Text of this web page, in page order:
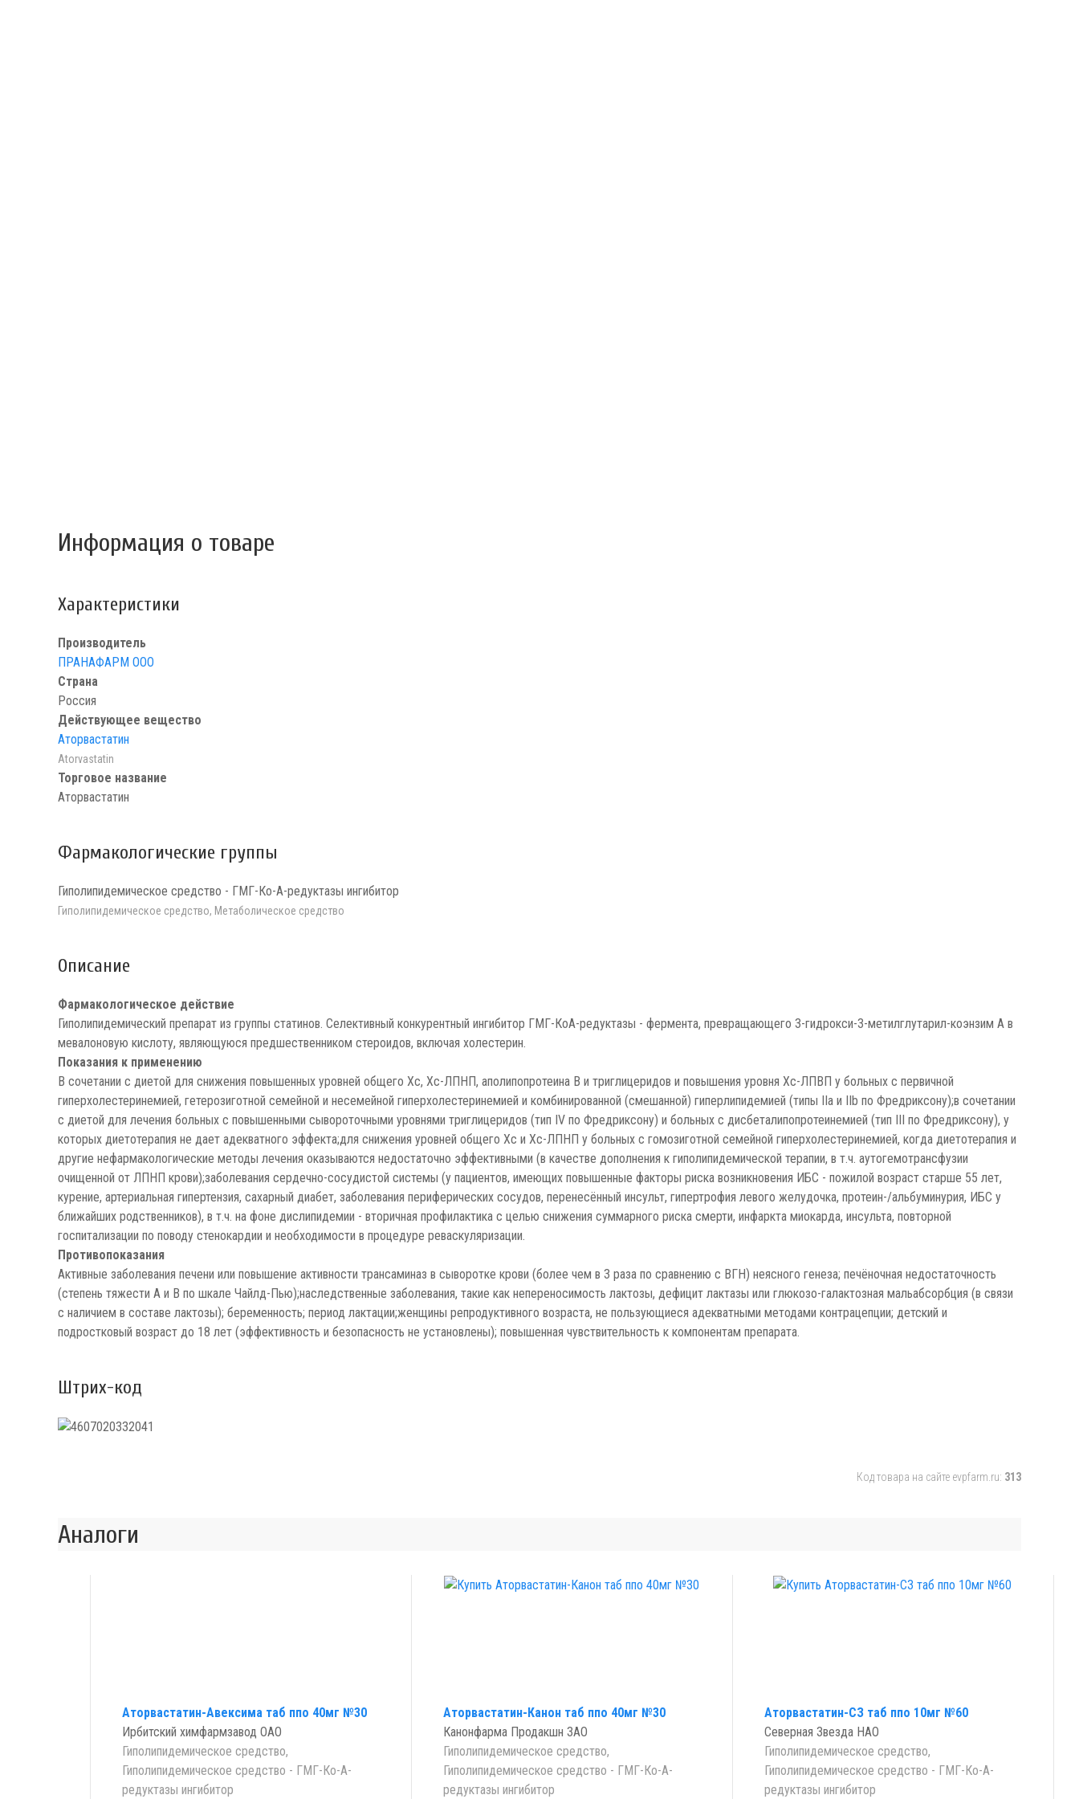
Информация о товаре
Характеристики
Производитель
ПРАНАФАРМ ООО
Страна
Россия
Действующее вещество
Аторвастатин
Atorvastatin
Торговое название
Аторвастатин
Фармакологические группы
Гиполипидемическое средство - ГМГ-Ко-А-редуктазы ингибитор
Гиполипидемическое средство, Метаболическое средство
Описание
Фармакологическое действие
Гиполипидемический препарат из группы статинов. Селективный конкурентный ингибитор ГМГ-КоА-редуктазы - фермента, превращающего 3-гидрокси-3-метилглутарил-коэнзим А в
мевалоновую кислоту, являющуюся предшественником стероидов, включая холестерин.
Показания к применению
В сочетании с диетой для снижения повышенных уровней общего Хс, Хс-ЛПНП, аполипопротеина В и триглицеридов и повышения уровня Хс-ЛПВП у больных с первичной
гиперхолестеринемией, гетерозиготной семейной и несемейной гиперхолестеринемией и комбинированной (смешанной) гиперлипидемией (типы IIa и IIb по Фредриксону);в сочетании
с диетой для лечения больных с повышенными сывороточными уровнями триглицеридов (тип IV по Фредриксону) и больных с дисбеталипопротеинемией (тип III по Фредриксону), у
которых диетотерапия не дает адекватного эффекта;для снижения уровней общего Хс и Хс-ЛПНП у больных с гомозиготной семейной гиперхолестеринемией, когда диетотерапия и
другие нефармакологические методы лечения оказываются недостаточно эффективными (в качестве дополнения к гиполипидемической терапии, в т.ч. аутогемотрансфузии
очищенной от ЛПНП крови);заболевания сердечно-сосудистой системы (у пациентов, имеющих повышенные факторы риска возникновения ИБС - пожилой возраст старше 55 лет,
курение, артериальная гипертензия, сахарный диабет, заболевания периферических сосудов, перенесённый инсульт, гипертрофия левого желудочка, протеин-/альбуминурия, ИБС у
ближайших родственников), в т.ч. на фоне дислипидемии - вторичная профилактика с целью снижения суммарного риска смерти, инфаркта миокарда, инсульта, повторной
госпитализации по поводу стенокардии и необходимости в процедуре реваскуляризации.
Противопоказания
Активные заболевания печени или повышение активности трансаминаз в сыворотке крови (более чем в 3 раза по сравнению с ВГН) неясного генеза; печёночная недостаточность
(степень тяжести А и В по шкале Чайлд-Пью);наследственные заболевания, такие как непереносимость лактозы, дефицит лактазы или глюкозо-галактозная мальабсорбция (в связи
с наличием в составе лактозы); беременность; период лактации;женщины репродуктивного возраста, не пользующиеся адекватными методами контрацепции; детский и
подростковый возраст до 18 лет (эффективность и безопасность не установлены); повышенная чувствительность к компонентам препарата.
Штрих-код
Код товара на сайте evpfarm.ru: 313
Аналоги
Аторвастатин-Авексима таб ппо 40мг №30
Ирбитский химфармзавод ОАО
Гиполипидемическое средство,
Гиполипидемическое средство - ГМГ-Ко-А-
редуктазы ингибитор
Аторвастатин-Канон таб ппо 40мг №30
Канонфарма Продакшн ЗАО
Гиполипидемическое средство,
Гиполипидемическое средство - ГМГ-Ко-А-
редуктазы ингибитор
Аторвастатин-СЗ таб ппо 10мг №60
Северная Звезда НАО
Гиполипидемическое средство,
Гиполипидемическое средство - ГМГ-Ко-А-
редуктазы ингибитор